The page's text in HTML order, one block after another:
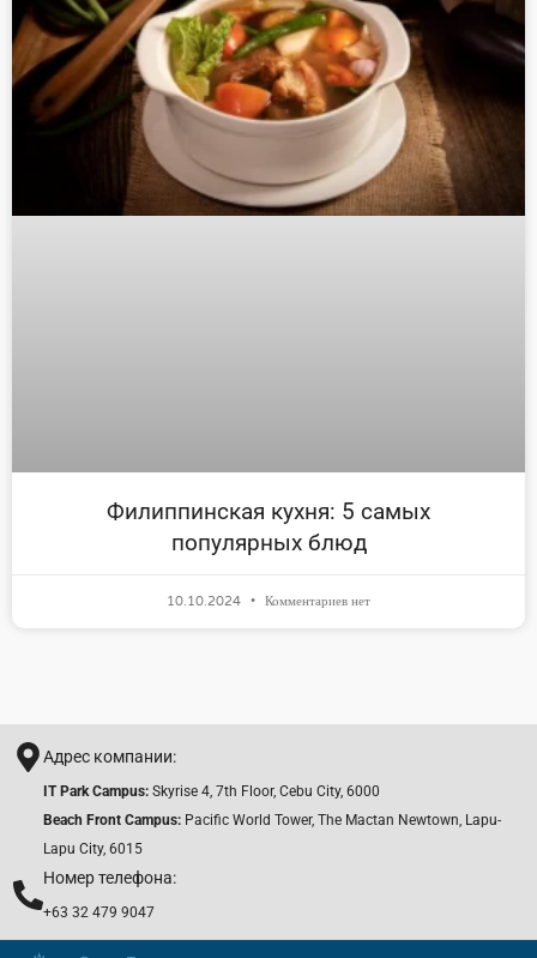
Филиппинская кухня: 5 самых
популярных блюд
10.10.2024 Комментариев нет
Адрес компании:
IT Park Campus: Skyrise 4, 7th Floor, Cebu City, 6000
Beach Front Campus: Pacific World Tower, The Mactan Newtown, Lapu-
Lapu City, 6015
Номер телефона:
+63 32 479 9047